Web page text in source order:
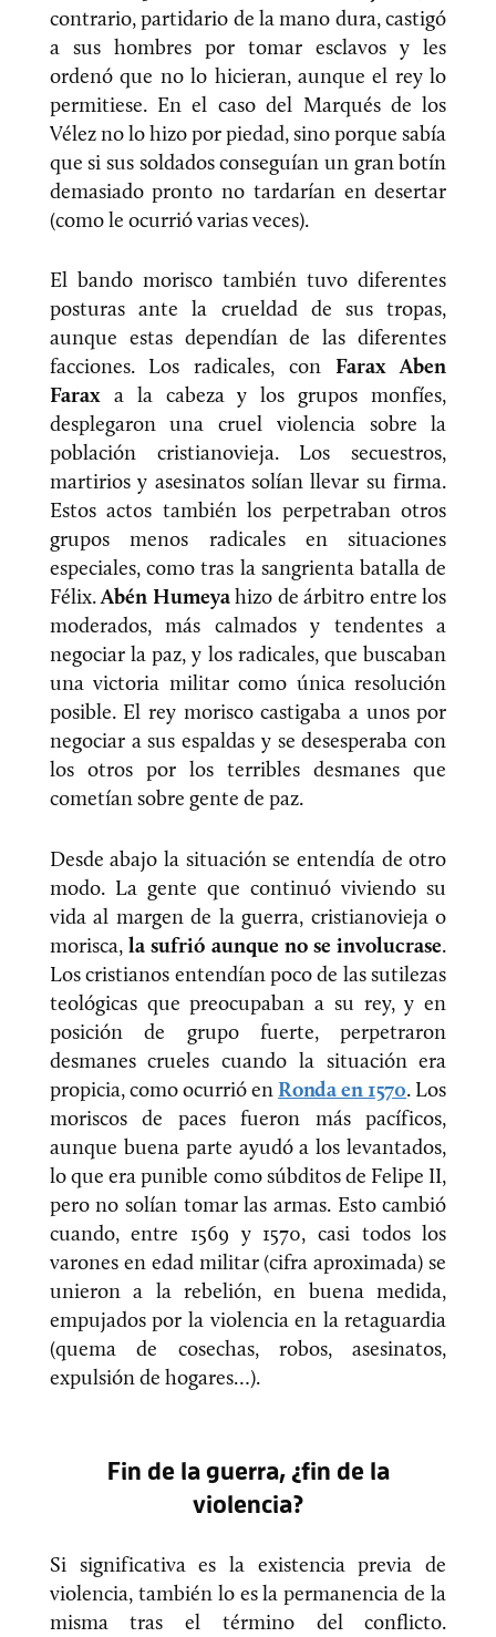
contrario, partidario de la mano dura, castigó
a sus hombres por tomar esclavos y les
ordenó que no lo hicieran, aunque el rey lo
permitiese. En el caso del Marqués de los
Vélez no lo hizo por piedad, sino porque sabía
que si sus soldados conseguían un gran botín
demasiado pronto no tardarían en desertar
(como le ocurrió varias veces).
El bando morisco también tuvo diferentes
posturas ante la crueldad de sus tropas,
aunque estas dependían de las diferentes
facciones. Los radicales, con Farax Aben
Faraxa la cabeza y los grupos monfíes,
desplegaron una cruel violencia sobre la
población cristianovieja. Los secuestros,
martirios y asesinatos solían llevar su firma.
Estos actos también los perpetraban otros
grupos menos radicales en situaciones
especiales, como tras la sangrienta batalla de
Félix.Abén Humeyahizo de árbitro entre los
moderados, más calmados y tendentes a
negociar la paz, y los radicales, que buscaban
una victoria militar como única resolución
posible. El rey morisco castigaba a unos por
negociar a sus espaldas y se desesperaba con
los otros por los terribles desmanes que
cometían sobre gente de paz.
Desde abajo la situación se entendía de otro
modo. La gente que continuó viviendo su
vida al margen de la guerra, cristianovieja o
morisca,la sufrió aunque no se involucrase.
Los cristianos entendían poco de las sutilezas
teológicas que preocupaban a su rey, y en
posición de grupo fuerte, perpetraron
desmanes crueles cuando la situación era
propicia, como ocurrió enRonda en 1570. Los
moriscos de paces fueron más pacíficos,
aunque buena parte ayudó a los levantados,
lo que era punible como súbditos de Felipe II,
pero no solían tomar las armas. Esto cambió
cuando, entre 1569 y 1570, casi todos los
varones en edad militar (cifra aproximada) se
unieron a la rebelión, en buena medida,
empujados por la violencia en la retaguardia
(quema de cosechas, robos, asesinatos,
expulsión de hogares…).
Fin de la guerra, ¿fin de la
violencia?
Si significativa es la existencia previa de
violencia, también lo es la permanencia de la
misma tras el término del conflicto.